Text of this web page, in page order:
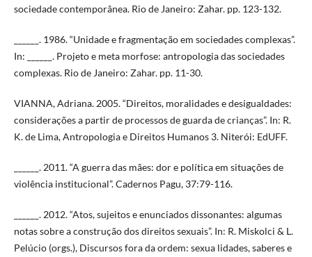
sociedade contemporânea. Rio de Janeiro: Zahar. pp. 123-132.
______. 1986. “Unidade e fragmentação em sociedades complexas”.
In: ______. Projeto e meta morfose: antropologia das sociedades
complexas. Rio de Janeiro: Zahar. pp. 11-30.
VIANNA, Adriana. 2005. “Direitos, moralidades e desigualdades:
considerações a partir de processos de guarda de crianças”. In: R.
K. de Lima, Antropologia e Direitos Humanos 3. Niterói: EdUFF.
______. 2011. “A guerra das mães: dor e política em situações de
violência institucional”. Cadernos Pagu, 37:79-116.
______. 2012. “Atos, sujeitos e enunciados dissonantes: algumas
notas sobre a construção dos direitos sexuais”. In: R. Miskolci & L.
Pelúcio (orgs.), Discursos fora da ordem: sexua lidades, saberes e